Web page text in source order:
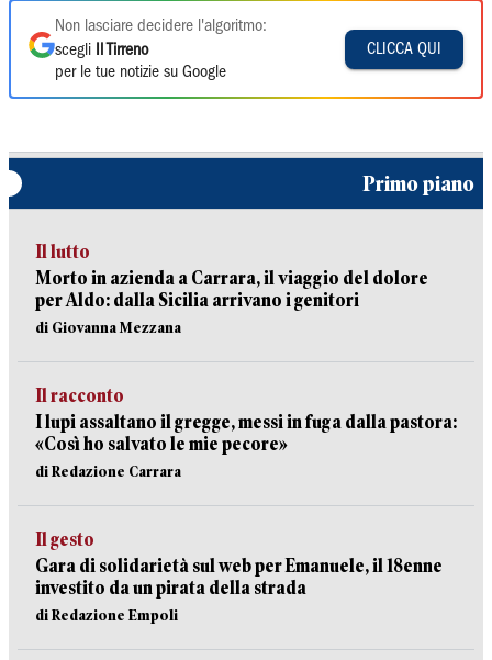
Non lasciare decidere l'algoritmo:
scegli
Il Tirreno
per le tue notizie su Google
CLICCA QUI
Primo piano
Il lutto
Morto in azienda a Carrara, il viaggio del dolore
per Aldo: dalla Sicilia arrivano i genitori
di Giovanna Mezzana
Il racconto
I lupi assaltano il gregge, messi in fuga dalla pastora:
«Così ho salvato le mie pecore»
di Redazione Carrara
Il gesto
Gara di solidarietà sul web per Emanuele, il 18enne
investito da un pirata della strada
di Redazione Empoli